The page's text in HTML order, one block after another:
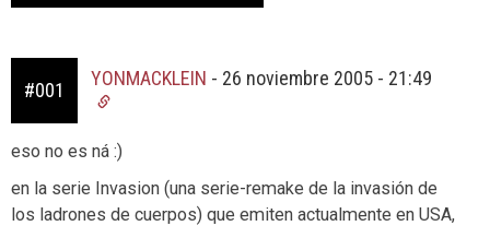
#001
YONMACKLEIN - 26 noviembre 2005 - 21:49
eso no es ná :)
en la serie Invasion (una serie-remake de la invasión de
los ladrones de cuerpos) que emiten actualmente en USA,